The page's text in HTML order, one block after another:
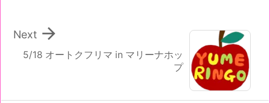
5/18 オートクフリマ in マリーナホッ
プ

Next